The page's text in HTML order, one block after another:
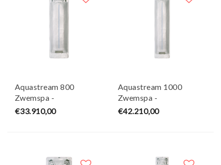
Aquastream 800
Zwemspa -
8000×2300×1500 mm -
€33.910,00
Aquastream 1000
Zwemspa -
10000×2300×1500 mm
€42.210,00